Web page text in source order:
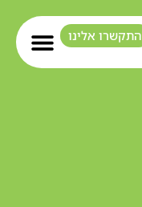
התקשרו אלינו